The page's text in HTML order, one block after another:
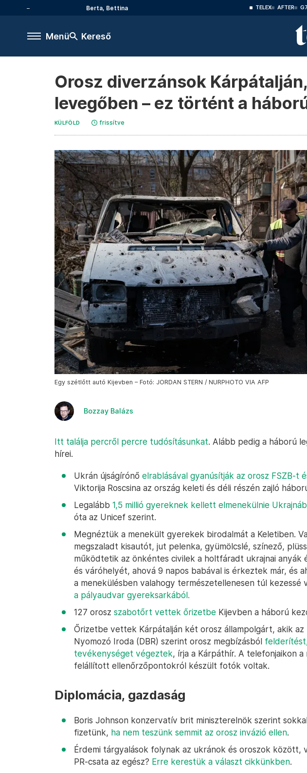
Berta, Bettina TELEX AFTER G7
Menü Kereső
Orosz diverzánsok
levegőben – ez történt a
KÜLFÖLD frissítve
Egy szétlőtt autó Kijevben – Fotó: JORDAN STERN / NURPHOTO VIA AFP
Bozzay Balázs
Itt találja percről percre tudósításunkat. Alább pedig a háború
hírei.
Ukrán újságírónő elrablásával gyanúsítják az orosz FSZB-t
Viktorija Roscsina az ország keleti és déli részén zajló
Legalább 1,5 millió gyereknek kellett elmenekülnie
óta az Unicef szerint.
Megnéztük a menekült gyerekek birodalmát a Keletiben.
megszaladt kisautót, jut pelenka, gyümölcslé, színező,
működtetik az önkéntes civilek a holtfáradt ukrajnai anyák
és váróhelyét, ahová 9 napos babával is érkeztek már, és
a menekülésben valahogy természetellenesen túl kezessé
a pályaudvar gyereksarkából.
127 orosz szabotőrt vettek őrizetbe Kijevben a háború
Őrizetbe vettek Kárpátalján két orosz állampolgárt, akik az
Nyomozó Iroda (DBR) szerint orosz megbízásból
tevékenységet végeztek, írja a Kárpáthír. A telefonjaikon
felállított ellenőrzőpontokról készült fotók voltak.
Diplomácia, gazdaság
Boris Johnson konzervatív brit miniszterelnök szerint
fizetünk, ha nem teszünk semmit az orosz invázió ellen.
Érdemi tárgyalások folynak az ukránok és oroszok között,
PR-csata az egész? Erre kerestük a választ cikkünkben.